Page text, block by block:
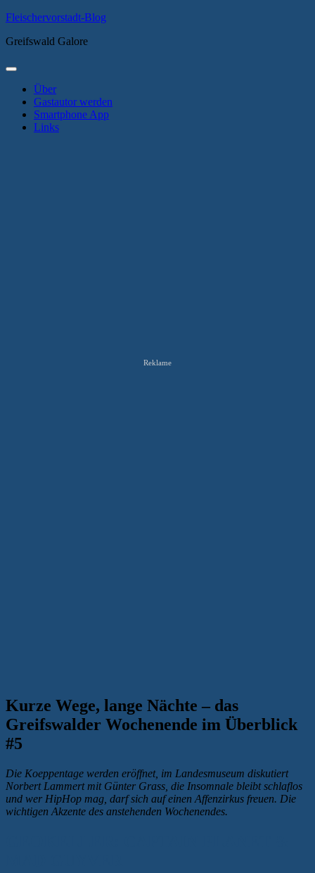
Zum
springen
Fleischervorstadt-Blog
Greifswald Galore
Primäres
Über
Gastautor werden
Smartphone App
Links
Reklame
Kurze Wege, lange Nächte – das
Greifswalder Wochenende im Überblick
#5
Die Koeppentage werden eröffnet, im Landesmuseum diskutiert
Norbert Lammert mit Günter Grass, die Insomnale bleibt schlaflos
und wer HipHop mag, darf sich auf einen Affenzirkus freuen. Die
wichtigen Akzente des anstehenden Wochenendes.